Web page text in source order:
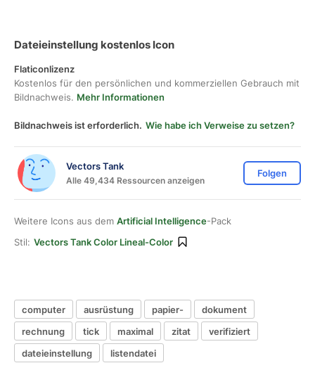
Dateieinstellung kostenlos Icon
Flaticonlizenz
Kostenlos für den persönlichen und kommerziellen Gebrauch mit
Bildnachweis. Mehr Informationen
Bildnachweis ist erforderlich. Wie habe ich Verweise zu setzen?
Vectors Tank
Alle 49,434 Ressourcen anzeigen
Folgen
Weitere Icons aus dem Artificial Intelligence-Pack
Stil: Vectors Tank Color Lineal-Color
computer ausrüstung papier-
dokument
rechnung
tick maximal zitat
verifiziert
dateieinstellung
listendatei